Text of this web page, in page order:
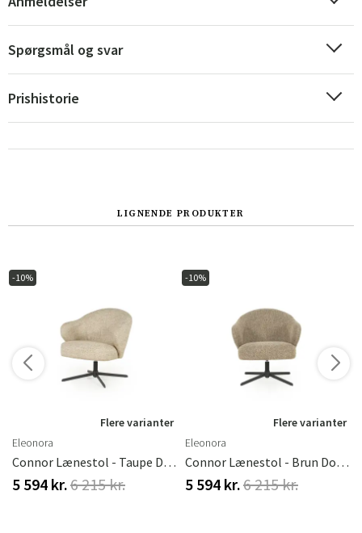
Suomi
Spørgsmål og svar
Prishistorie
LIGNENDE PRODUKTER
-10%
Flere varianter
Eleonora
Connor Lænestol - Taupe Donna
5 594 kr.6 215 kr.
-10%
Flere varianter
Eleonora
Connor Lænestol - Brun Donna
5 594 kr.6 215 kr.